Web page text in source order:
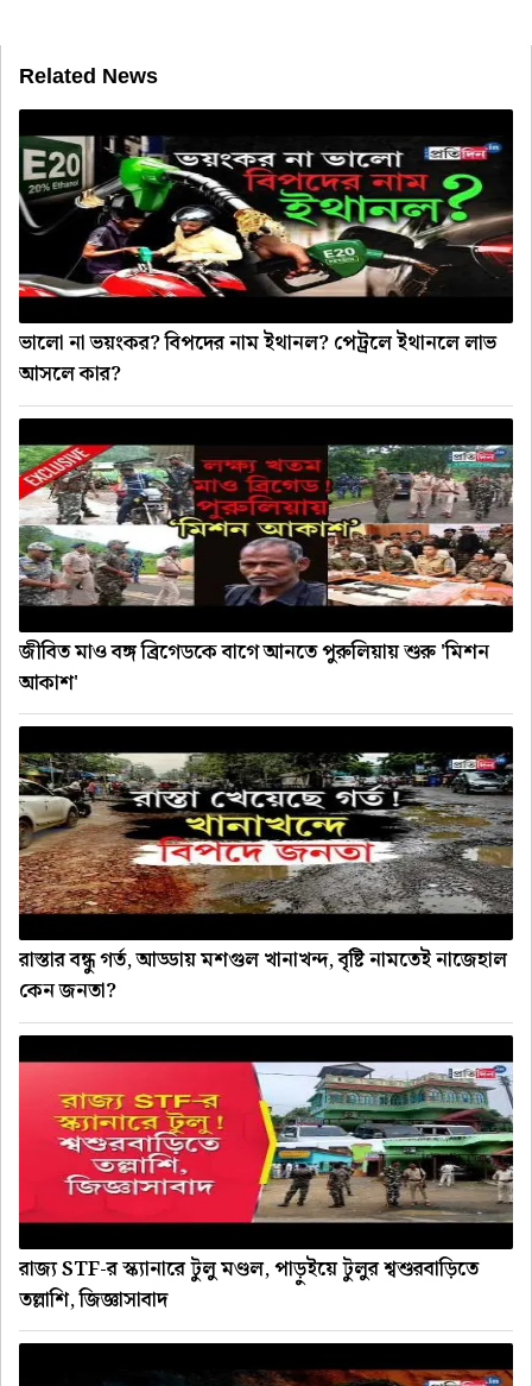
Related News
ভালো না ভয়ংকর? বিপদের নাম ইথানল? পেট্রলে ইথানলে লাভ
আসলে কার?
জীবিত মাও বঙ্গ ব্রিগেডকে বাগে আনতে পুরুলিয়ায় শুরু 'মিশন
আকাশ'
রাস্তার বন্ধু গর্ত, আড্ডায় মশগুল খানাখন্দ, বৃষ্টি নামতেই নাজেহাল
কেন জনতা?
রাজ্য STF-র স্ক্যানারে টুলু মণ্ডল, পাড়ুইয়ে টুলুর শ্বশুরবাড়িতে
তল্লাশি, জিজ্ঞাসাবাদ